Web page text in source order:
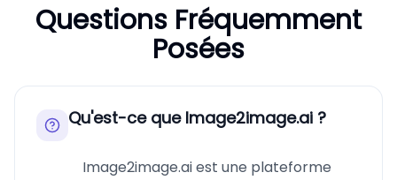
Questions Fréquemment
Posées
Qu'est-ce que Image2image.ai ?
Image2image.ai est une plateforme